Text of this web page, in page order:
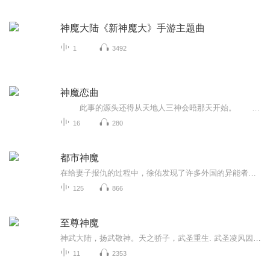
神魔大陆《新神魔大》手游主题曲
1 3492
神魔恋曲
16 280
都市神魔
125 866
至尊神魔
11 2353